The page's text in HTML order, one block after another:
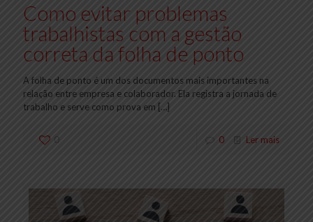
Como evitar problemas
trabalhistas com a gestão
correta da folha de ponto
A folha de ponto é um dos documentos mais importantes na
relação entre empresa e colaborador. Ela registra a jornada de
trabalho e serve como prova em […]
0 0 Ler mais